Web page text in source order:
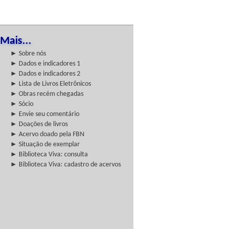
Mais...
► Sobre nós
► Dados e indicadores 1
► Dados e indicadores 2
► Lista de Livros Eletrônicos
► Obras recém chegadas
► Sócio
► Envie seu comentário
► Doações de livros
► Acervo doado pela FBN
► Situação de exemplar
► Biblioteca Viva: consulta
► Biblioteca Viva: cadastro de acervos